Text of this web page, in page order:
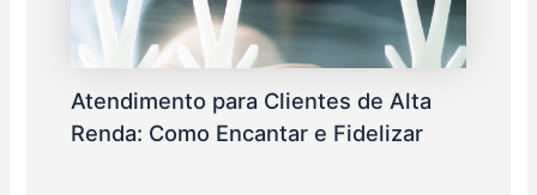
Atendimento para Clientes de Alta
Renda: Como Encantar e Fidelizar